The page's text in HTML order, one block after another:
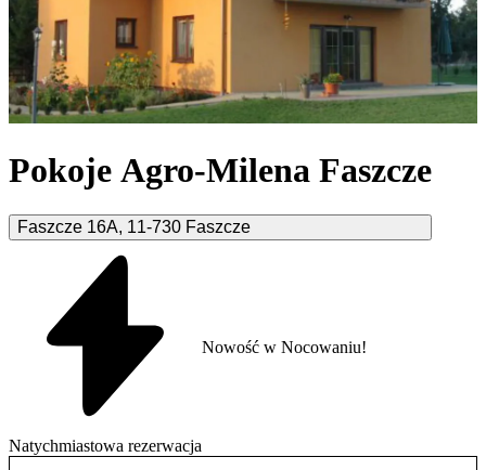
Pokoje Agro-Milena Faszcze
Faszcze 16A, 11-730 Faszcze
Natychmiastowa rezerwacja
Nowość w Nocowaniu!